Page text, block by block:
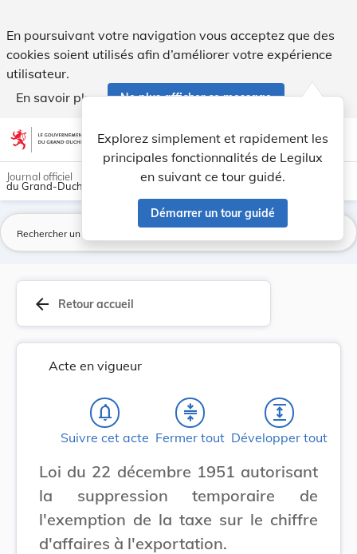
En poursuivant votre navigation vous acceptez que des
cookies soient utilisés afin d’améliorer votre expérience
utilisateur.
En savoir plus
Ne plus afficher ce message
Aller au contenu account_circle help Aide
Explorez simplement et rapidement les
principales fonctionnalités de Legilux
en suivant ce tour guidé.
Démarrer un tour guidé
light_mode dark_mode
Journal officiel
du Grand-Duché de Luxembourg
arrow_back Retour accueil
Acte en vigueur
notifications_none
Suivre cet acte
compress
Fermer tout
expand
Développer tout
Loi du 22 décembre 1951 autorisant
la suppression temporaire de
l'exemption de la taxe sur le chiffre
d'affaires à l'exportation.